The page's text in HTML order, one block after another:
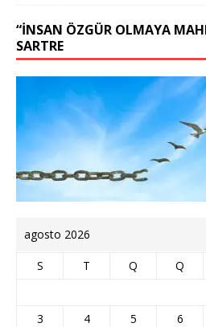
“İNSAN ÖZGÜR OLMAYA
SARTRE
agosto 2026
S T Q Q
3
4 5 6